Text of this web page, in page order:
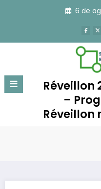
6 de
Réveillon
–
Réveillon